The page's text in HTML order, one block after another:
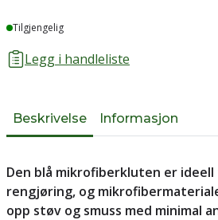
Lager
Tilgjengelig
Legg i handleliste
Beskrivelse Informasjon
Den blå mikrofiberkluten er
rengjøring, og
opp støv og smuss med minimal